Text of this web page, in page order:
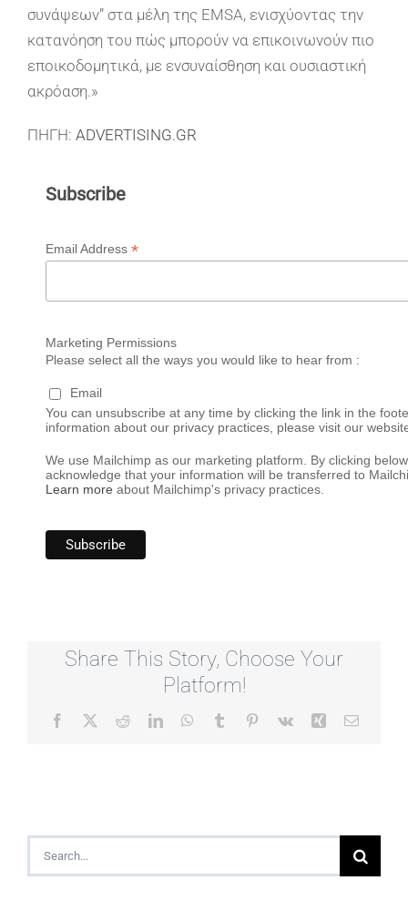
συνάψεων” στα μέλη της EMSA, ενισχύοντας την
κατανόηση του πώς μπορούν να επικοινωνούν πιο
εποικοδομητικά, με ενσυναίσθηση και ουσιαστική
ακρόαση.»
ΠΗΓΗ: ADVERTISING.GR
Subscribe
Email Address *
Marketing Permissions
Please select all the ways you would like to hear from :
Email
You can unsubscribe at any time by clicking the link in the
information about our privacy practices, please visit our
We use Mailchimp as our marketing platform. By clicking
acknowledge that your information will be transferred to
Learn more about Mailchimp's privacy practices.
Share This Story, Choose Your
Platform!
Facebook RedditLinkedInWhatsApp
Tumblr Pinterest
Vk Xing Email
for: